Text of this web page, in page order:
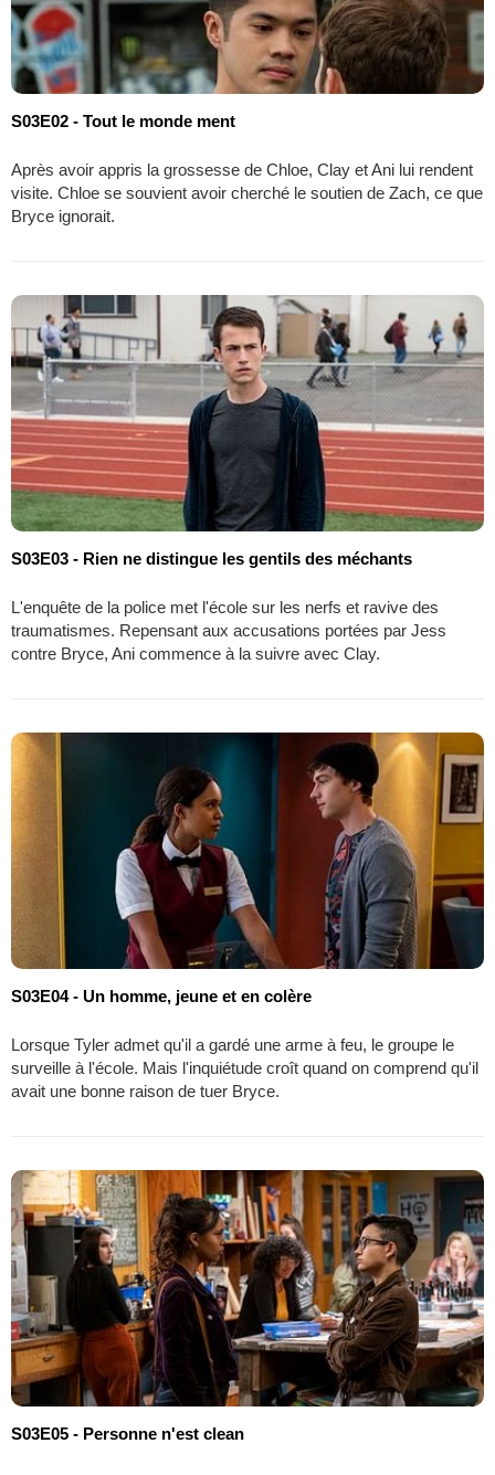
S03E02 - Tout le monde ment
Après avoir appris la grossesse de Chloe, Clay et Ani lui rendent
visite. Chloe se souvient avoir cherché le soutien de Zach, ce que
Bryce ignorait.
S03E03 - Rien ne distingue les gentils des méchants
L'enquête de la police met l'école sur les nerfs et ravive des
traumatismes. Repensant aux accusations portées par Jess
contre Bryce, Ani commence à la suivre avec Clay.
S03E04 - Un homme, jeune et en colère
Lorsque Tyler admet qu'il a gardé une arme à feu, le groupe le
surveille à l'école. Mais l'inquiétude croît quand on comprend qu'il
avait une bonne raison de tuer Bryce.
S03E05 - Personne n'est clean